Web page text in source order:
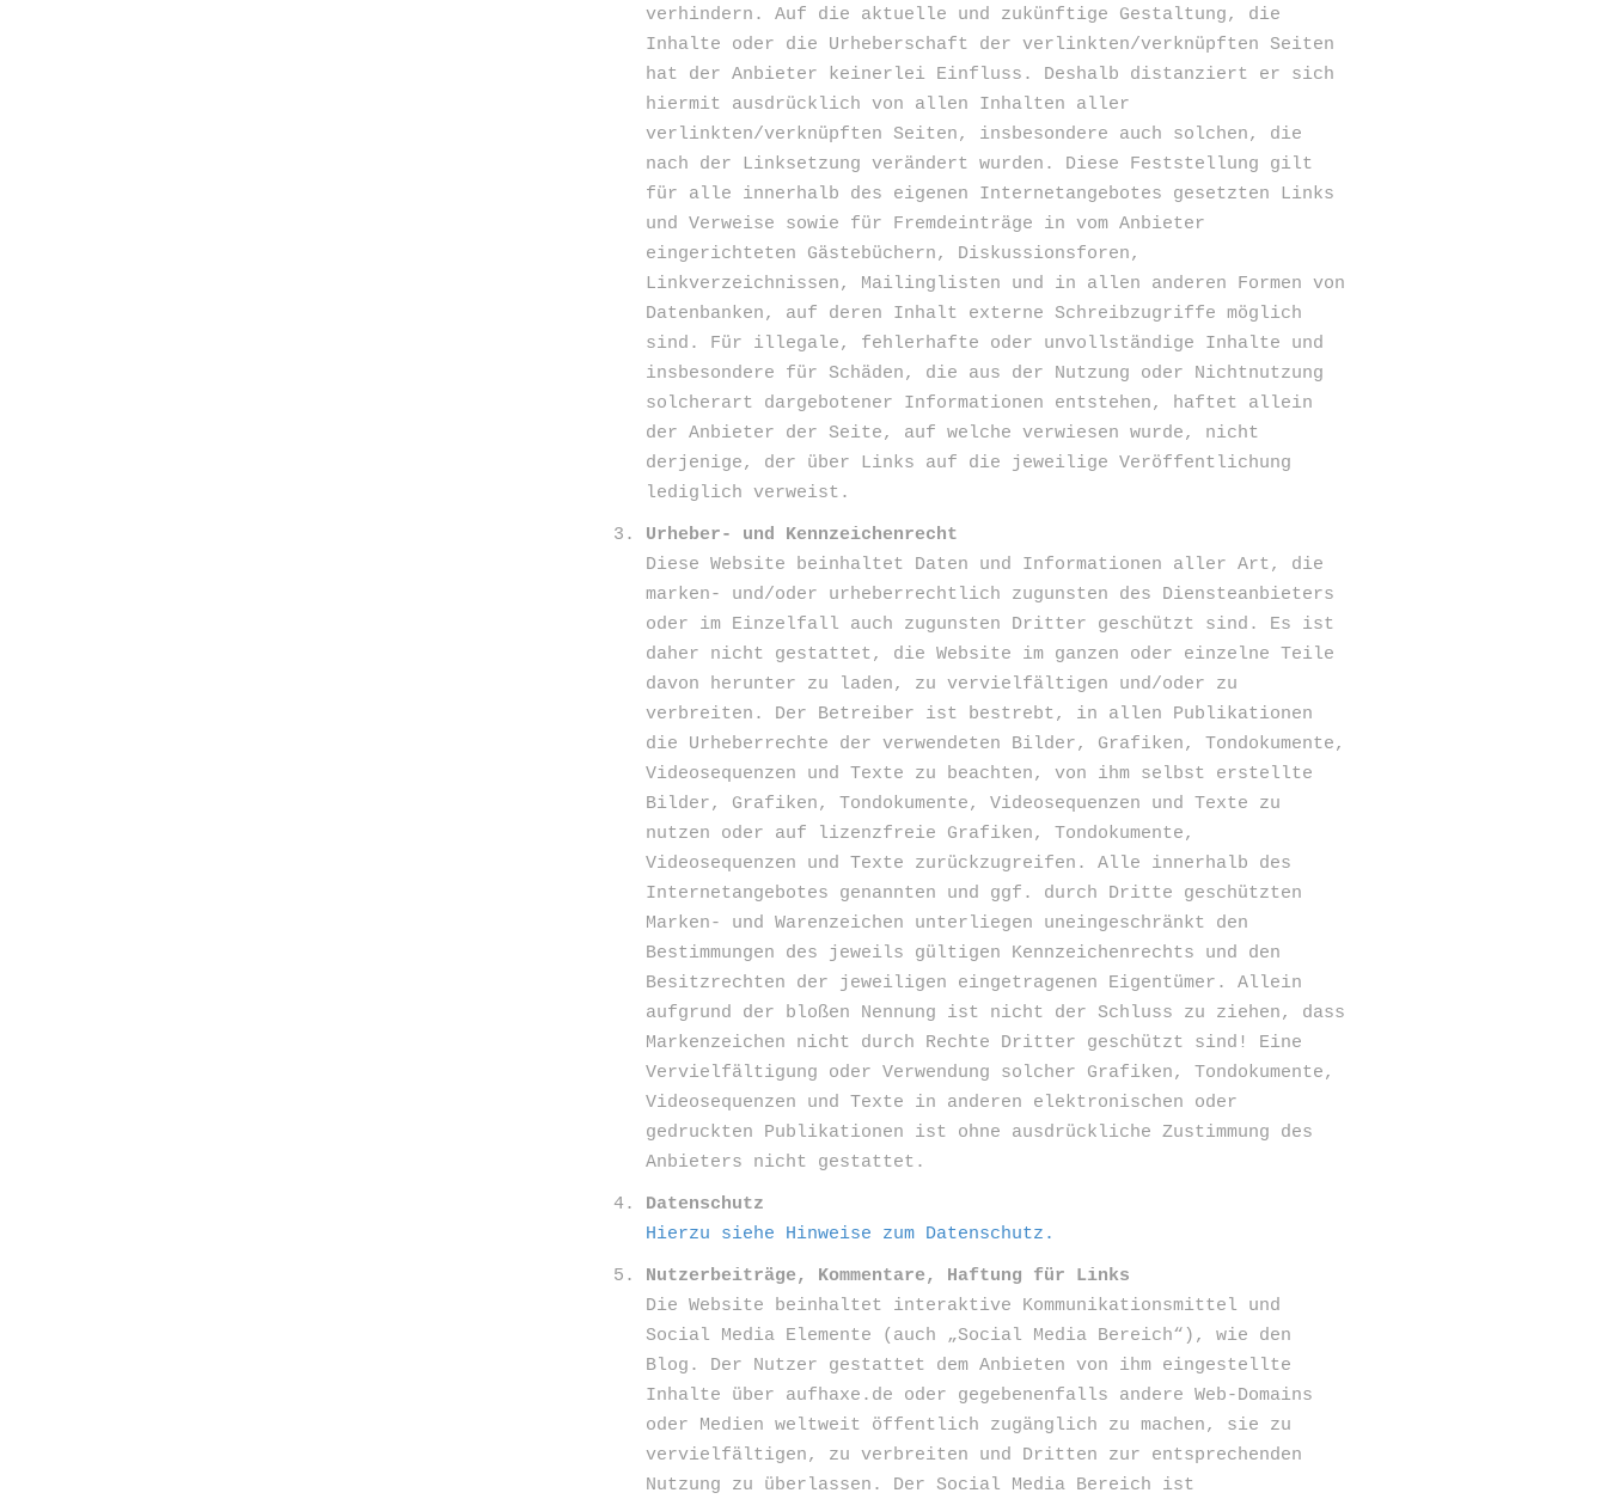
verhindern. Auf die aktuelle und zukünftige Gestaltung, die
Inhalte oder die Urheberschaft der verlinkten/verknüpften Seiten
hat der Anbieter keinerlei Einfluss. Deshalb distanziert er sich
hiermit ausdrücklich von allen Inhalten aller
verlinkten/verknüpften Seiten, insbesondere auch solchen, die
nach der Linksetzung verändert wurden. Diese Feststellung gilt
für alle innerhalb des eigenen Internetangebotes gesetzten Links
und Verweise sowie für Fremdeinträge in vom Anbieter
eingerichteten Gästebüchern, Diskussionsforen,
Linkverzeichnissen, Mailinglisten und in allen anderen Formen von
Datenbanken, auf deren Inhalt externe Schreibzugriffe möglich
sind. Für illegale, fehlerhafte oder unvollständige Inhalte und
insbesondere für Schäden, die aus der Nutzung oder Nichtnutzung
solcherart dargebotener Informationen entstehen, haftet allein
der Anbieter der Seite, auf welche verwiesen wurde, nicht
derjenige, der über Links auf die jeweilige Veröffentlichung
lediglich verweist.
Urheber- und Kennzeichenrecht
Diese Website beinhaltet Daten und Informationen aller Art, die
marken- und/oder urheberrechtlich zugunsten des Diensteanbieters
oder im Einzelfall auch zugunsten Dritter geschützt sind. Es ist
daher nicht gestattet, die Website im ganzen oder einzelne Teile
davon herunter zu laden, zu vervielfältigen und/oder zu
verbreiten. Der Betreiber ist bestrebt, in allen Publikationen
die Urheberrechte der verwendeten Bilder, Grafiken, Tondokumente,
Videosequenzen und Texte zu beachten, von ihm selbst erstellte
Bilder, Grafiken, Tondokumente, Videosequenzen und Texte zu
nutzen oder auf lizenzfreie Grafiken, Tondokumente,
Videosequenzen und Texte zurückzugreifen. Alle innerhalb des
Internetangebotes genannten und ggf. durch Dritte geschützten
Marken- und Warenzeichen unterliegen uneingeschränkt den
Bestimmungen des jeweils gültigen Kennzeichenrechts und den
Besitzrechten der jeweiligen eingetragenen Eigentümer. Allein
aufgrund der bloßen Nennung ist nicht der Schluss zu ziehen, dass
Markenzeichen nicht durch Rechte Dritter geschützt sind! Eine
Vervielfältigung oder Verwendung solcher Grafiken, Tondokumente,
Videosequenzen und Texte in anderen elektronischen oder
gedruckten Publikationen ist ohne ausdrückliche Zustimmung des
Anbieters nicht gestattet.
Datenschutz
Hierzu siehe Hinweise zum Datenschutz.
Nutzerbeiträge, Kommentare, Haftung für Links
Die Website beinhaltet interaktive Kommunikationsmittel und
Social Media Elemente (auch „Social Media Bereich“), wie den
Blog. Der Nutzer gestattet dem Anbieten von ihm eingestellte
Inhalte über aufhaxe.de oder gegebenenfalls andere Web-Domains
oder Medien weltweit öffentlich zugänglich zu machen, sie zu
vervielfältigen, zu verbreiten und Dritten zur entsprechenden
Nutzung zu überlassen. Der Social Media Bereich ist